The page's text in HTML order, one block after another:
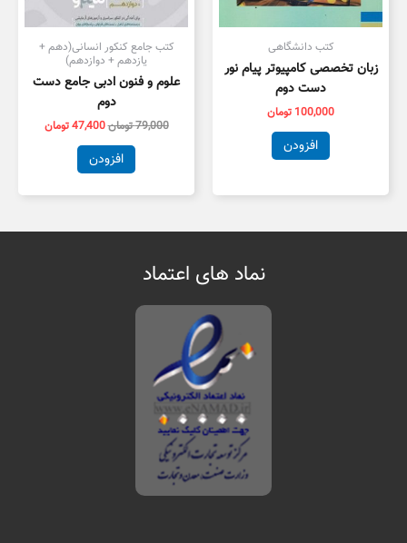
کتب دانشگاهی
زبان تخصصی کامپیوتر پیام نور
دست دوم
100,000 تومان
افزودن
کتب جامع کنکور انسانی(دهم +
یازدهم + دوازدهم)
علوم و فنون ادبی جامع دست
دوم
79,000تومان47,400تومان
افزودن
نماد های اعتماد